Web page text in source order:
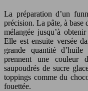
La préparation d’un
précision. La pâte, à base
mélangée jusqu’à
Elle est ensuite versée
grande quantité
prennent une couleur
saupoudrés de sucre
toppings comme du
fouettée.